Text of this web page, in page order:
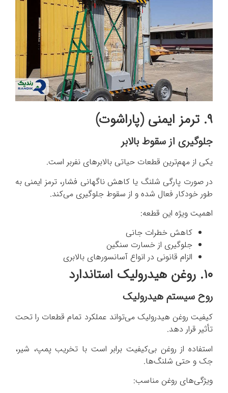
۹. ترمز ایمنی (پاراشوت)
جلوگیری از سقوط بالابر
یکی از مهم‌ترین قطعات حیاتی بالابرهای نفربر است.
در صورت پارگی شلنگ یا کاهش ناگهانی فشار، ترمز ایمنی به
طور خودکار فعال شده و از سقوط جلوگیری می‌کند.
اهمیت ویژه این قطعه:
کاهش خطرات جانی
جلوگیری از خسارت سنگین
الزام قانونی در انواع آسانسورهای بالابری
۱۰. روغن هیدرولیک استاندارد
روح سیستم هیدرولیک
کیفیت روغن هیدرولیک می‌تواند عملکرد تمام قطعات را تحت
تأثیر قرار دهد.
استفاده از روغن بی‌کیفیت برابر است با تخریب پمپ، شیر،
جک و حتی شلنگ‌ها.
ویژگی‌های روغن مناسب: